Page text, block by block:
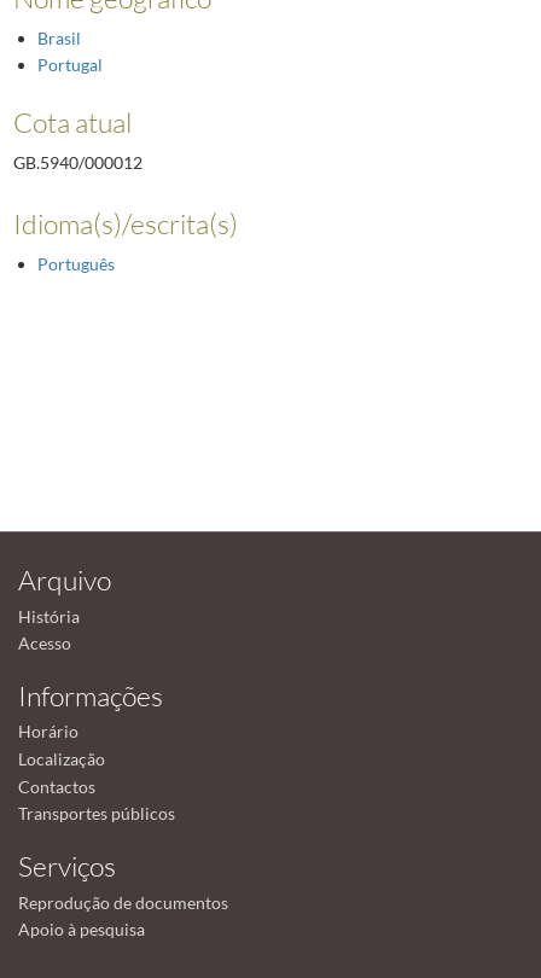
Brasil
Portugal
Cota atual
GB.5940/000012
Idioma(s)/escrita(s)
Português
Arquivo
História
Acesso
Informações
Horário
Localização
Contactos
Transportes públicos
Serviços
Reprodução de documentos
Apoio à pesquisa